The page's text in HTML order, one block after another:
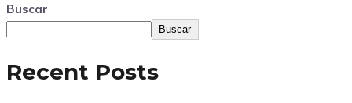
Buscar
Buscar
Recent Posts